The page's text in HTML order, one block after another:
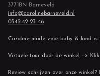
3771BN Barneveld
info@carolinebarneveld.nl
0342-42 23 46
Caroline mode voor baby & kind is
Virtuele tour door de winkel -->
Review schrijven over onze winkel?